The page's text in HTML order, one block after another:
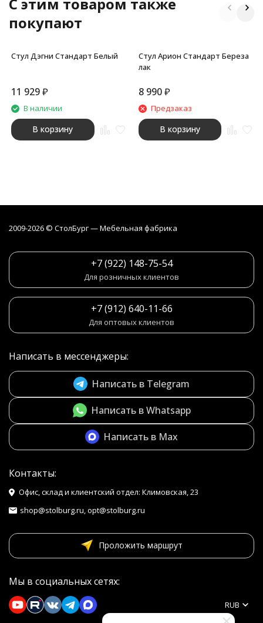
покупают
Стул Дэгни Стандарт Белый
11 929₽
В наличии
В корзину
Стул Арион Стандарт Береза
лак
8 990 ₽
Предзаказ
В корзину
2009-2026 © СтолБург — Мебeльная фабрика
+7 (922) 148-75-54
Для розничных клиентов
+7 (912) 640-11-66
Для оптовых клиентов
Написать в мессенджеры:
Написать в Telegram
Написать в Whatsapp
Написать в Max
Контакты:
Офис, склад и клиентский отдел: Климовская, 23
shop@stolburg.ru, opt@stolburg.ru
Проложить маршрут
Мы в социальных сетях:
RUB